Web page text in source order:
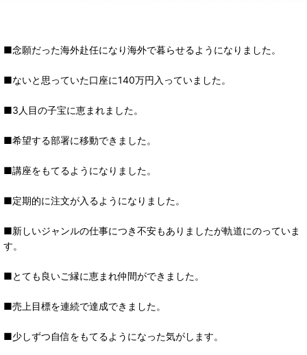
■念願だった海外赴任になり海外で暮らせるようになりました。
■ないと思っていた口座に140万円入っていました。
■3人目の子宝に恵まれました。
■希望する部署に移動できました。
■講座をもてるようになりました。
■定期的に注文が入るようになりました。
■新しいジャンルの仕事につき不安もありましたが軌道にのっていま
す。
■とても良いご縁に恵まれ仲間ができました。
■売上目標を連続で達成できました。
■少しずつ自信をもてるようになった気がします。